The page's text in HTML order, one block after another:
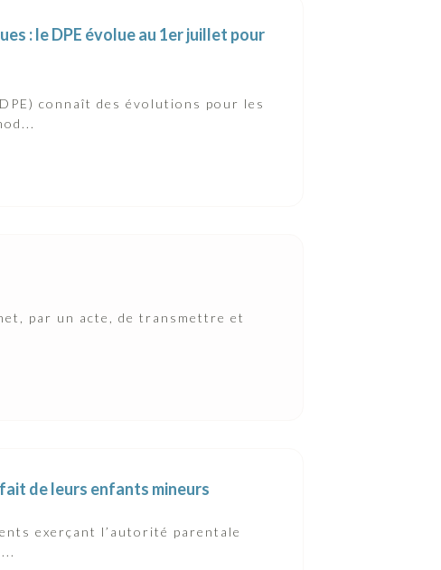
: le DPE évolue au 1er juillet pour
connaît des évolutions pour les
par un acte, de transmettre et
de leurs enfants mineurs
exerçant l’autorité parentale